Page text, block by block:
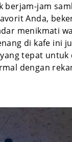
berjam-jam
Anda,
menikmati
di kafe ini
tepat untuk
dengan